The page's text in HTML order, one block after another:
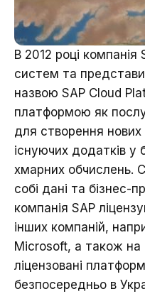
В 2012 році компанія
систем та
назвою SAP Cloud
платформою як
для створення
існуючих додатків у
хмарних обчислень.
собі дані та
компанія SAP
інших компаній,
Microsoft, а також на
ліцензовані
безпосередньо в